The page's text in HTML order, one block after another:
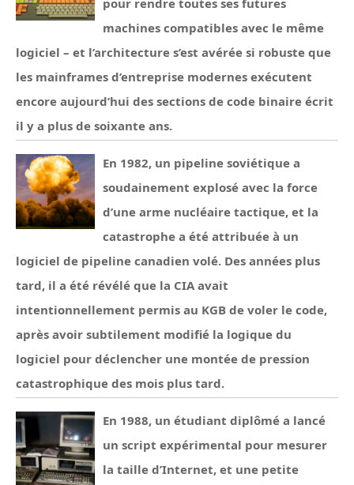
pour rendre toutes ses futures
machines compatibles avec le même
logiciel – et l’architecture s’est avérée si robuste que
les mainframes d’entreprise modernes exécutent
encore aujourd’hui des sections de code binaire écrit
il y a plus de soixante ans.
En 1982, un pipeline soviétique a
soudainement explosé avec la force
d’une arme nucléaire tactique, et la
catastrophe a été attribuée à un
logiciel de pipeline canadien volé. Des années plus
tard, il a été révélé que la CIA avait
intentionnellement permis au KGB de voler le code,
après avoir subtilement modifié la logique du
logiciel pour déclencher une montée de pression
catastrophique des mois plus tard.
En 1988, un étudiant diplômé a lancé
un script expérimental pour mesurer
la taille d’Internet, et une petite